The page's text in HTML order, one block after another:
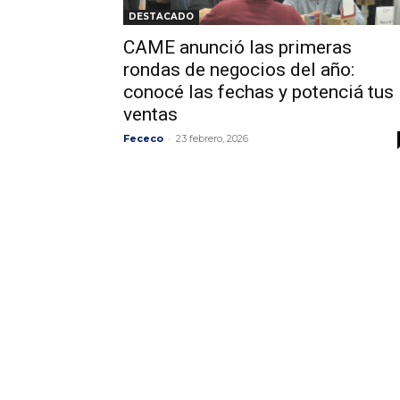
DESTACADO
CAME anunció las primeras
rondas de negocios del año:
conocé las fechas y potenciá tus
ventas
Fececo - 23 febrero, 2026